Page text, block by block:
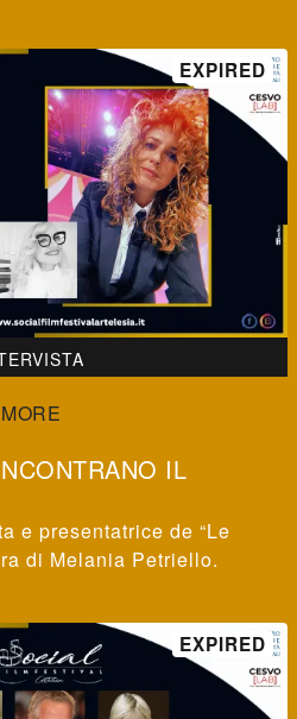
IL
e presentatrice de “Le
di Melania Petriello.